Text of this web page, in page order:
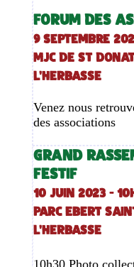
FORUM DES
9 septembre
MJC DE ST
L'HERBASSE
Venez nous
des associations
GRAND
FESTIF
10 JUIN 2023 -
PARC EBERT
L'HERBASSE
10h30 Photo